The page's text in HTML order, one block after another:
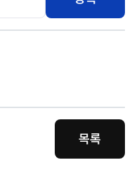
목록